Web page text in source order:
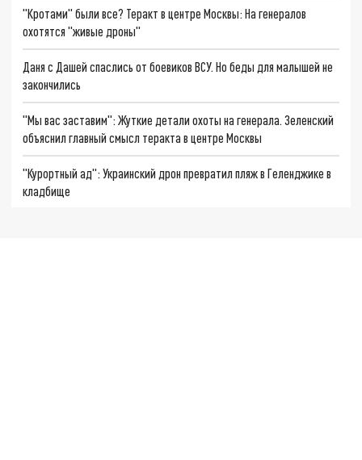
"Кротами" были все? Теракт в центре Москвы: На генералов
охотятся "живые дроны"
Даня с Дашей спаслись от боевиков ВСУ. Но беды для малышей не
закончились
"Мы вас заставим": Жуткие детали охоты на генерала. Зеленский
объяснил главный смысл теракта в центре Москвы
"Курортный ад": Украинский дрон превратил пляж в Геленджике в
кладбище